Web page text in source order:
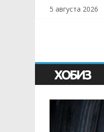
5 августа 2026